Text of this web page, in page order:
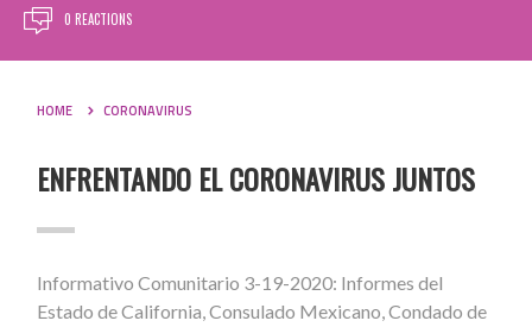
0 REACTIONS
HOME CORONAVIRUS
ENFRENTANDO EL CORONAVIRUS JUNTOS
Informativo Comunitario 3-19-2020: Informes del
Estado de California, Consulado Mexicano, Condado de